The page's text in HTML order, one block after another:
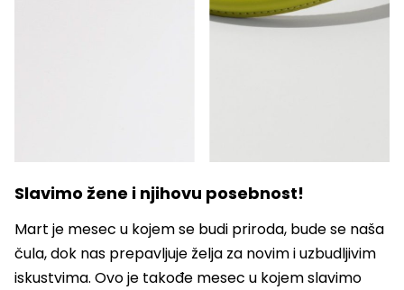
Slavimo žene i njihovu posebnost!
Mart je mesec u kojem se budi priroda, bude se naša
čula, dok nas prepavljuje želja za novim i uzbudljivim
iskustvima. Ovo je takođe mesec u kojem slavimo